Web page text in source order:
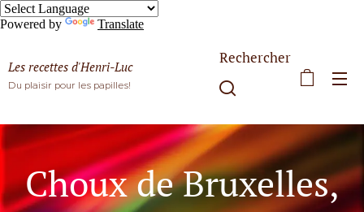
Powered by Translate
Les recettes d'Henri-Luc
Du plaisir pour les papilles!
Rechercher
Choux de Bruxelles,